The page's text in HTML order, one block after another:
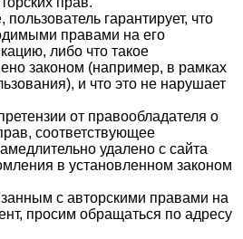
гарантирует, что
правами на его
либо что такое
законом (например, в рамках
и что это не нарушает
от правообладателя о
соответствующее
удалено с сайта
в установленном законом
с авторскими правами на
просим обращаться по адресу